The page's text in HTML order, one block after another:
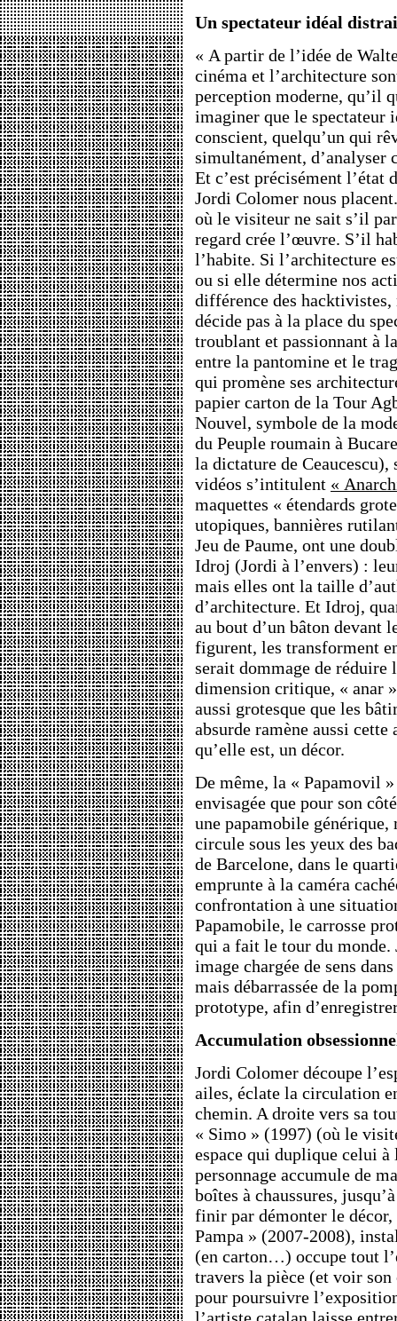
Un spectateur idéal
« A partir de l’idée de
cinéma et l’architecture
perception moderne, qu’il
imaginer que le spectateur
conscient, quelqu’un qui
simultanément, d’analyser
Et c’est précisément l’état
Jordi Colomer nous
où le visiteur ne sait s’il
regard crée l’œuvre. S’il
l’habite. Si l’architecture
ou si elle détermine nos
différence des hacktivistes,
décide pas à la place du
troublant et passionnant à
entre la pantomine et le
qui promène ses
papier carton de la Tour
Nouvel, symbole de la
du Peuple roumain à
la dictature de
vidéos s’intitulent «
maquettes « étendards
utopiques, bannières
Jeu de Paume, ont une
Idroj (Jordi à l’envers) :
mais elles ont la taille
d’architecture. Et Idroj,
au bout d’un bâton devant
figurent, les transforment
serait dommage de réduire
dimension critique, « anar
aussi grotesque que les
absurde ramène aussi
qu’elle est, un décor.
De même, la « Papamovil
envisagée que pour son
une papamobile
circule sous les yeux des
de Barcelone, dans le
emprunte à la caméra
confrontation à une
Papamobile, le carrosse
qui a fait le tour du monde.
image chargée de sens
mais débarrassée de la
prototype, afin
Accumulation
Jordi Colomer découpe
ailes, éclate la circulation
chemin. A droite vers sa
« Simo » (1997) (où le
espace qui duplique celui à
personnage accumule de
boîtes à chaussures,
finir par démonter le décor,
Pampa » (2007-2008),
(en carton…) occupe tout
travers la pièce (et voir
pour poursuivre